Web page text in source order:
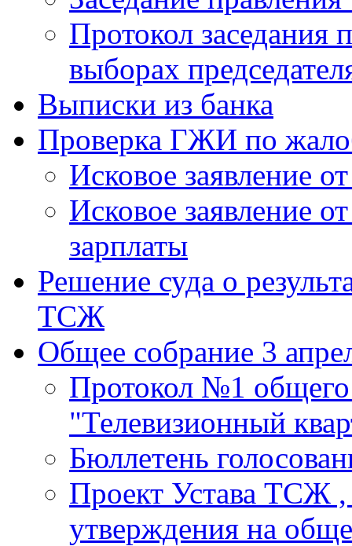
Протокол заседания
выборах
Выписки из банка
Проверка ГЖИ по
Исковое заявление
Исковое заявление
зарплаты
Решение суда о
ТСЖ
Общее собрание 3
Протокол №1
"Телевизионный
Бюллетень
Проект Устава ТСЖ
утверждения на